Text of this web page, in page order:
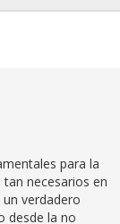
para la
necesarios en
verdadero
desde la no